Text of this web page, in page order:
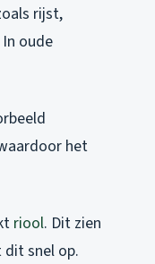
rijst,
oude
het
riool. Dit zien
dit snel op.